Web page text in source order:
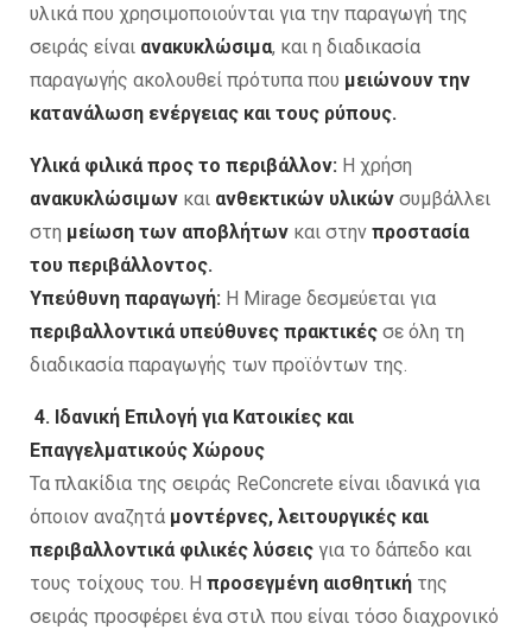
υλικά που χρησιμοποιούνται για την παραγωγή της
σειράς είναι ανακυκλώσιμα, και η διαδικασία
παραγωγής ακολουθεί πρότυπα που μειώνουν την
κατανάλωση ενέργειας και τους ρύπους.
Υλικά φιλικά προς το περιβάλλον: Η χρήση
ανακυκλώσιμων και ανθεκτικών υλικών συμβάλλει
στη μείωση των αποβλήτων και στην προστασία
του περιβάλλοντος.
Υπεύθυνη παραγωγή: Η Mirage δεσμεύεται για
περιβαλλοντικά υπεύθυνες πρακτικές σε όλη τη
διαδικασία παραγωγής των προϊόντων της.
4. Ιδανική Επιλογή για Κατοικίες και
Επαγγελματικούς Χώρους
Τα πλακίδια της σειράς ReConcrete είναι ιδανικά για
όποιον αναζητά μοντέρνες, λειτουργικές και
περιβαλλοντικά φιλικές λύσεις για το δάπεδο και
τους τοίχους του. Η προσεγμένη αισθητική της
σειράς προσφέρει ένα στιλ που είναι τόσο διαχρονικό